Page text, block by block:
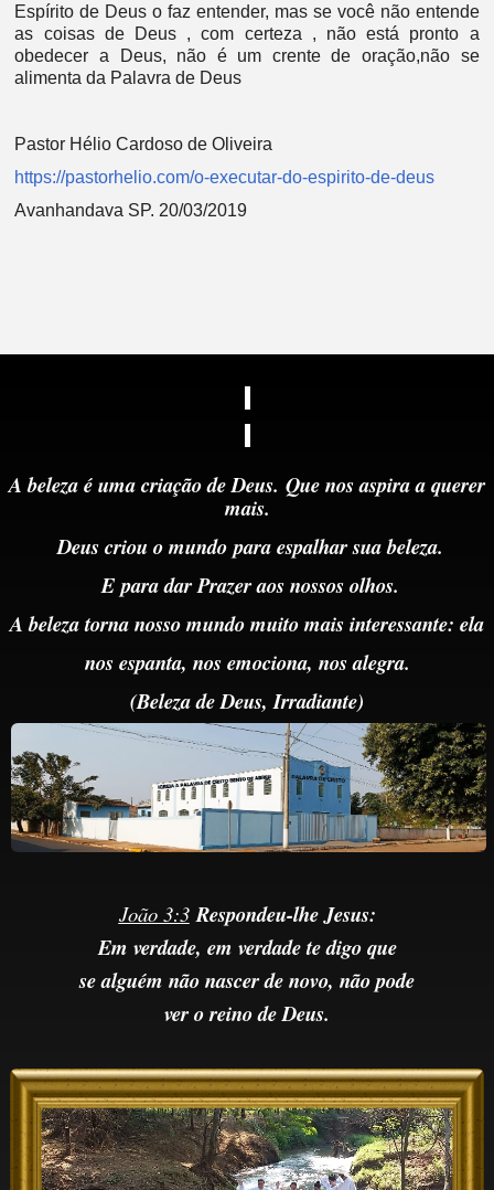
Espírito de Deus o faz entender, mas se você não entende
as coisas de Deus , com certeza , não está pronto a
obedecer a Deus, não é um crente de oração,não se
alimenta da Palavra de Deus
Pastor Hélio Cardoso de Oliveira
https://pastorhelio.com/o-executar-do-espirito-de-deus
Avanhandava SP. 20/03/2019
A beleza é uma criação de Deus. Que nos aspira a querer
mais.
Deus criou o mundoparaespalhar sua beleza.
Epara dar Prazer aos nossos olhos.
A beleza torna nosso mundo muito mais interessante: ela
nos espanta, nos emociona, nos alegra.
(Beleza de Deus,Irradiante)
João 3:3 Respondeu-lhe Jesus:
Em verdade, em verdade te digo que
se alguém não nascer de novo, não pode
ver o reino de Deus.